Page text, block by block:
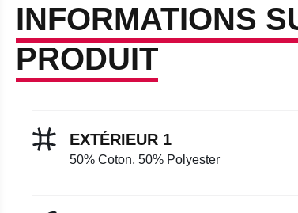
INFORMATIONS
PRODUIT
EXTÉRIEUR 1
50% Coton, 50% Polyester